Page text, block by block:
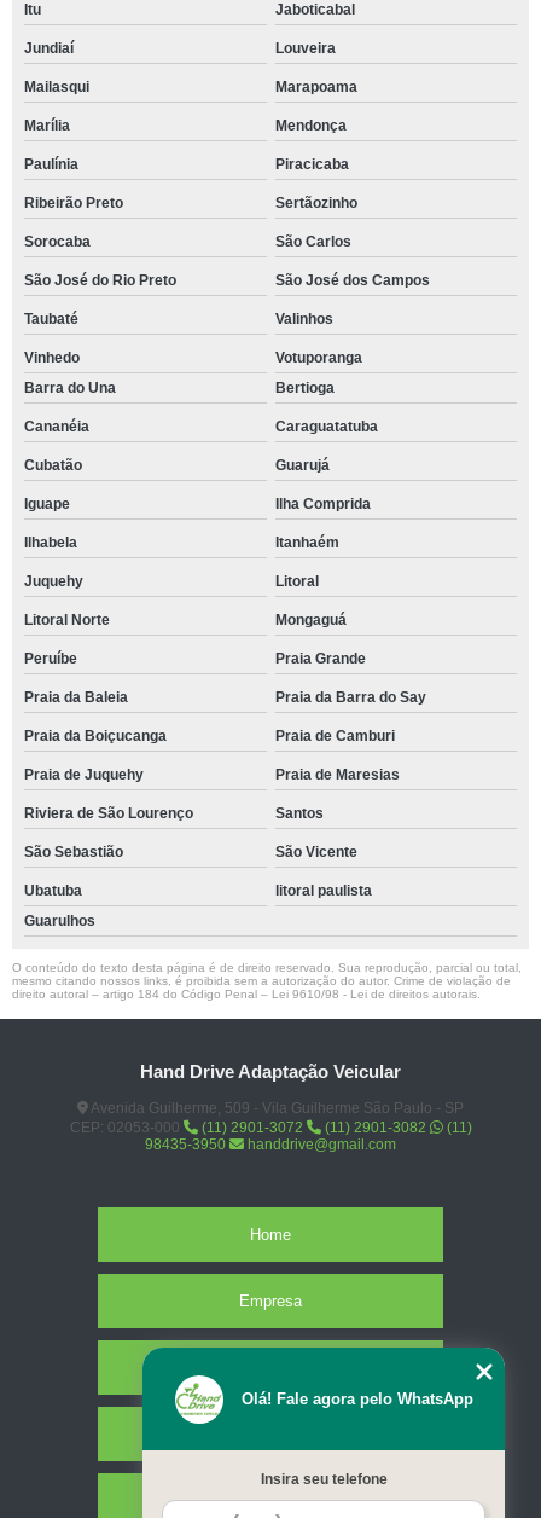
Itu Jaboticabal
Jundiaí Louveira
Mailasqui Marapoama
Marília Mendonça
Paulínia Piracicaba
Ribeirão Preto Sertãozinho
Sorocaba São Carlos
São José do Rio Preto São José dos Campos
Taubaté Valinhos
Vinhedo
Votuporanga
Barra do Una
Bertioga
Cananéia Caraguatatuba
Cubatão Guarujá
Iguape Ilha Comprida
Ilhabela Itanhaém
Juquehy Litoral
Litoral Norte Mongaguá
Peruíbe Praia Grande
Praia da Baleia Praia da Barra do Say
Praia da Boiçucanga Praia de Camburi
Praia de Juquehy Praia de Maresias
Riviera de São Lourenço Santos
São Sebastião São Vicente
Ubatuba
litoral paulista
Guarulhos
O conteúdo do texto desta página é de direito reservado. Sua reprodução, parcial ou total,
mesmo citando nossos links, é proibida sem a autorização do autor. Crime de violação de
direito autoral – artigo 184 do Código Penal – Lei 9610/98 - Lei de direitos autorais
Hand Drive Adaptação Veicular
Avenida Guilherme, 509 - Vila Guilherme São Paulo - SP
CEP: 02053-000
(11) 2901-3072 (11) 2901-3082
(11)
98435-3950
handdrive@gmail.com
Home
Empresa
Contato
Olá! Fale agora pelo WhatsApp
Insira seu telefone